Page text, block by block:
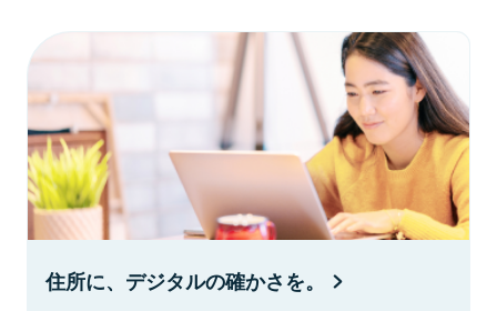
住所に、デジタルの確かさを。